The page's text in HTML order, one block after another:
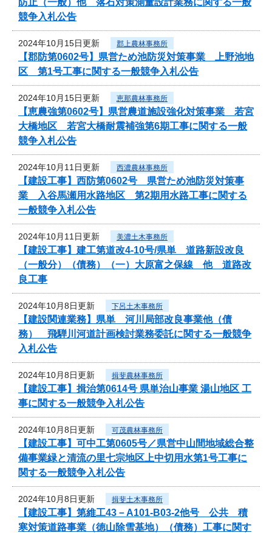
競争入札公告
2024年10月15日更新 郡上農林事務所
【郡防第0602号】県営ため池防災対策事業 上野池地
区 第1号工事に関する一般競争入札公告
2024年10月15日更新 恵那農林事務所
【恵農強第0602号】県営農道施設強化対策事業 若宮
大橋地区 若宮大橋耐震補強第6期工事に関する一般
競争入札公告
2024年10月11日更新 西濃農林事務所
【建設工事】西防第0602号 県営ため池防災対策事
業 入谷馬瀬用水路地区 第2期用水路工事に関する
一般競争入札公告
2024年10月11日更新 美濃土木事務所
【建設工事】建工第道改4-10号/県単 道路新設改良
（一般分）（債務）（一）大原富之保線 他 道路改
良工事
2024年10月8日更新 下呂土木事務所
【建設関連業務】県単 河川局部改良事業他（債
務） 飛騨川河道計画検討業務委託に関する一般競争
入札公告
2024年10月8日更新 揖斐農林事務所
【建設工事】揖治第0614号 県単治山事業 湯山地区 工
事に関する一般競争入札公告
2024年10月8日更新 可茂農林事務所
【建設工事】可中工第0605号／県営中山間地域総合整
備事業緑と清流の里七宗地区上中切用水第1号工事に
関する一般競争入札公告
2024年10月8日更新 揖斐土木事務所
【建設工事】第維工43－A101-B03-2他号 公共 積
寒対策道路事業（徳山除雪基地）（債務）工事に関す